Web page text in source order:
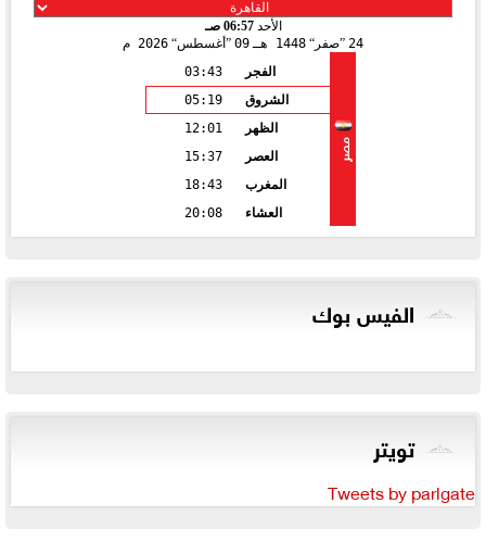
الأحد06:57 صـ
24 صفر 1448 هـ 09 أغسطس 2026 م
مصر
الفجر
03:43
الشروق
05:19
الظهر
12:01
العصر
15:37
المغرب
18:43
العشاء
20:08
الفيس بوك
تويتر
Tweets by parlgate